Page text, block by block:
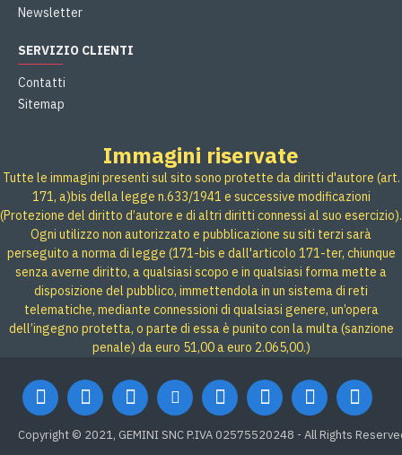
Newsletter
SERVIZIO CLIENTI
Contatti
Sitemap
Immagini riservate
Tutte le immagini presenti sul sito sono protette da diritti d'autore (art.
171, a)bis della legge n.633/1941 e successive modificazioni
(Protezione del diritto d’autore e di altri diritti connessi al suo esercizio).
Ogni utilizzo non autorizzato e pubblicazione su siti terzi sarà
perseguito a norma di legge (171-bis e dall'articolo 171-ter, chiunque
senza averne diritto, a qualsiasi scopo e in qualsiasi forma mette a
disposizione del pubblico, immettendola in un sistema di reti
telematiche, mediante connessioni di qualsiasi genere, un’opera
dell’ingegno protetta, o parte di essa è punito con la multa (sanzione
penale) da euro 51,00 a euro 2.065,00.)
Copyright © 2021, GEMINI SNC P.IVA 02575520248 - All Rights